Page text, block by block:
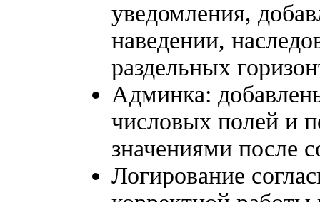
уведомления,
наведении,
раздельных
Админка:
числовых полей и
значениями после
Логирование